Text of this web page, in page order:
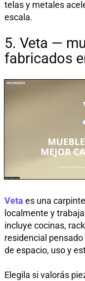
telas y metales
escala.
5. Veta —
fabricados
Veta es una
localmente y
incluye cocinas,
residencial
de espacio, uso y
Elegila si valorás